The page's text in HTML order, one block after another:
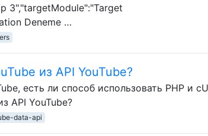
3","targetModule":"Target
Deneme …
из API YouTube?
есть ли способ использовать PHP и
API YouTube?
data-api